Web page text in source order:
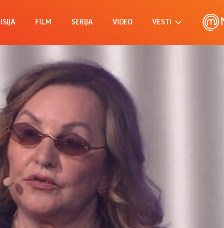
FILM SERIJA VIDEO VESTI